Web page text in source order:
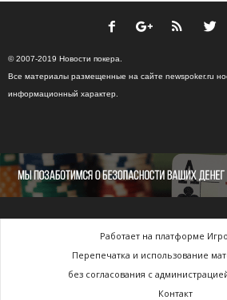
© 2007-2019 Новости покера.
Все материалы размещенные на сайте newspoker.ru
информационный характер.
Работает на платформе
Перепечатка и использование
без согласования с
Контакт